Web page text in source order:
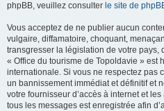
phpBB, veuillez consulter le site de
Vous acceptez de ne publier aucun
vulgaire, diffamatoire, choquant,
transgresser la législation de votre pays,
« Office du tourisme de Topoldavie » est
internationale. Si vous ne respectez pas
un bannissement immédiat et définitif et
votre fournisseur d’accès à internet et
tous les messages est enregistrée afin